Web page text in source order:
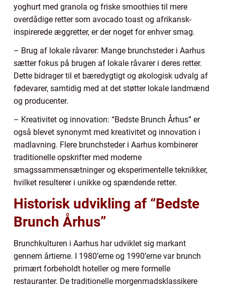
yoghurt med granola og friske smoothies til mere
overdådige retter som avocado toast og afrikansk-
inspirerede æggretter, er der noget for enhver smag.
– Brug af lokale råvarer: Mange brunchsteder i Aarhus
sætter fokus på brugen af lokale råvarer i deres retter.
Dette bidrager til et bæredygtigt og økologisk udvalg af
fødevarer, samtidig med at det støtter lokale landmænd
og producenter.
– Kreativitet og innovation: “Bedste Brunch Århus” er
også blevet synonymt med kreativitet og innovation i
madlavning. Flere brunchsteder i Aarhus kombinerer
traditionelle opskrifter med moderne
smagssammensætninger og eksperimentelle teknikker,
hvilket resulterer i unikke og spændende retter.
Historisk udvikling af “Bedste
Brunch Århus”
Brunchkulturen i Aarhus har udviklet sig markant
gennem årtierne. I 1980’erne og 1990’erne var brunch
primært forbeholdt hoteller og mere formelle
restauranter. De traditionelle morgenmadsklassikere